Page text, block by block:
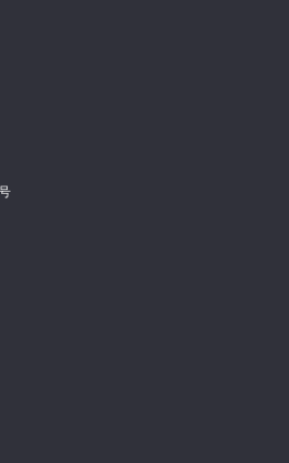
,满足企业全场景需求
点